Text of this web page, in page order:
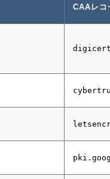
CAAレコ
pki.goog